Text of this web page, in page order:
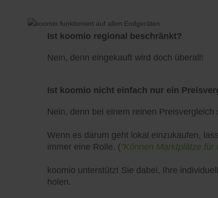
Ist koomio regional beschränkt?
Nein, denn eingekauft wird doch überall!
Ist koomio nicht einfach nur ein
Nein, denn bei einem reinen
Wenn es darum geht lokal einzukaufen,
immer eine Rolle. ("Können Marktplätze
koomio unterstützt Sie dabei, Ihre
holen.